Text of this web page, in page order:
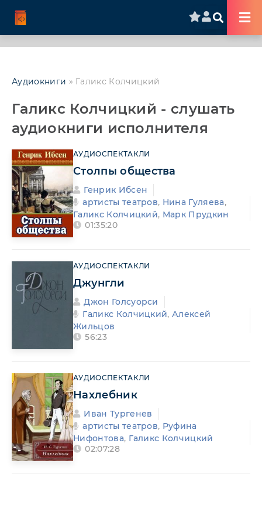
Аудиокниги » Галикс Колчицкий
Галикс Колчицкий - слушать
аудиокниги исполнителя
АУДИОСПЕКТАКЛИ
Столпы общества
Генрик Ибсен
артисты театров, Нина Гуляева,
Галикс Колчицкий, Марк Прудкин
01:35:20
АУДИОСПЕКТАКЛИ
Джунгли
Джон Голсуорси
Галикс Колчицкий,Алексей
Жильцов
56:23
АУДИОСПЕКТАКЛИ
Нахлебник
Иван Тургенев
артисты театров, Руфина
Нифонтова, Галикс Колчицкий
02:07:28